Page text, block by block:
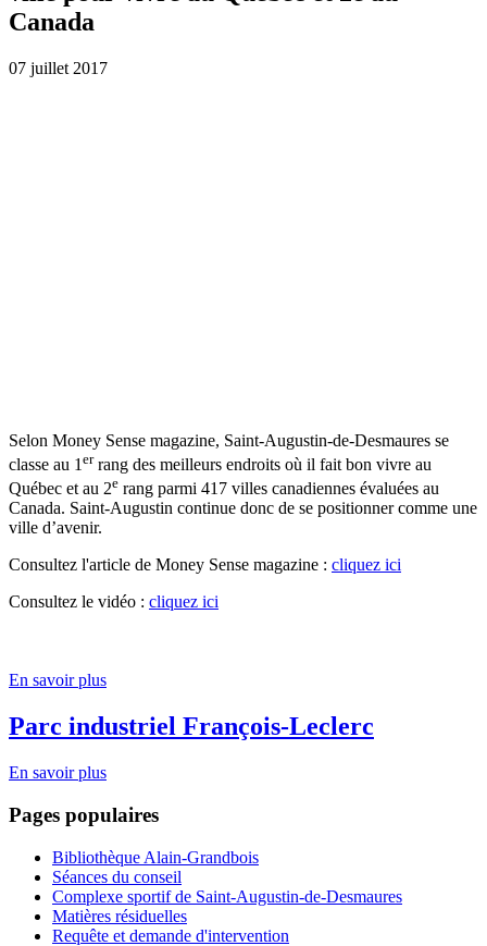
Canada
07 juillet 2017
Selon Money Sense magazine, Saint-Augustin-de-Desmaures se
classe au 1 errang des meilleurs endroits où il fait bon vivre au
Québec et au 2e rang parmi 417 villes canadiennes évaluées au
Canada. Saint-Augustin continue donc de se positionner comme une
ville d’avenir.
Consultez l'article de Money Sense magazine : cliquez ici
Consultez le vidéo : cliquez ici
En savoir plus
Parc industriel François-Leclerc
En savoir plus
Pages populaires
Bibliothèque Alain-Grandbois
Séances du conseil
Complexe sportif de Saint-Augustin-de-Desmaures
Matières résiduelles
Requête et demande d'intervention